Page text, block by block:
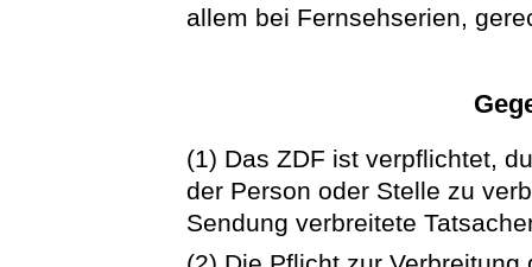
allem bei Fernsehserien,
(1) Das ZDF ist verpflichtet,
der Person oder Stelle zu
Sendung verbreitete